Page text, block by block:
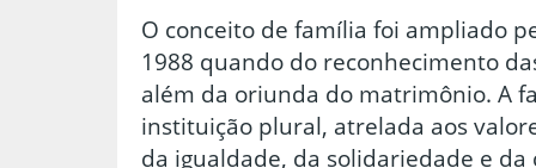
O conceito de família foi ampliado
1988 quando do reconhecimento
além da oriunda do matrimônio. A
instituição plural, atrelada aos
da igualdade, da solidariedade e